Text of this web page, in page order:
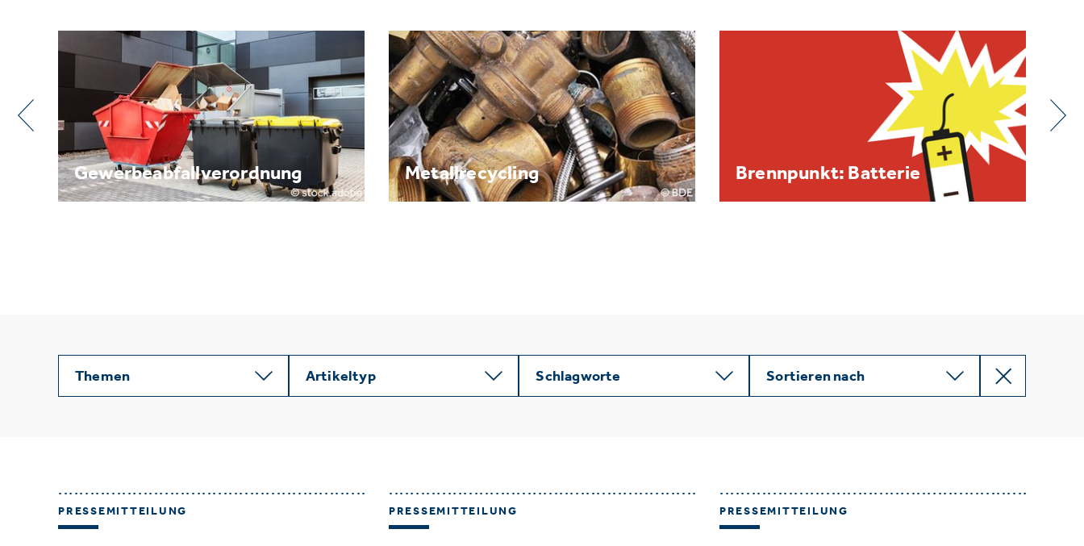
Metallrecycling Brennpunkt: Batterie
BDE/VOEB-Europaspiegel
Dezember 2025
Themen Artikeltyp Schlagworte Sortieren nach
PRESSEMITTEILUNG PRESSEMITTEILUNG PRESSEMITTEILUNG